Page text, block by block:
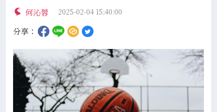
何沁蓉 2025-02-04 15:40:00
分享：